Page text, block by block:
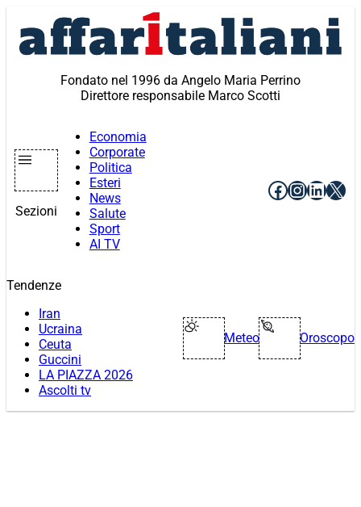
contenuto
Fondato nel 1996 da Angelo Maria Perrino
Direttore responsabile Marco Scotti
Sezioni
Economia
Corporate
Politica
Esteri
News
Salute
Sport
AI TV
Facebook
X
Tendenze
Iran
Ucraina
Ceuta
Guccini
LA PIAZZA 2026
Ascolti tv
Meteo Oroscopo